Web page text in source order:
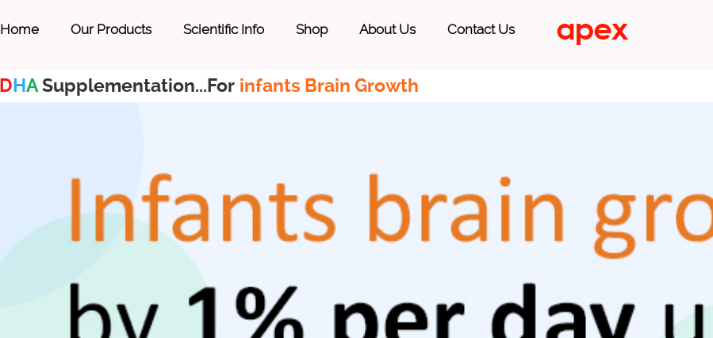
Home Our Products Scientific Info Shop About Us Contact Us
DHASupplementation...For infants Brain Growth